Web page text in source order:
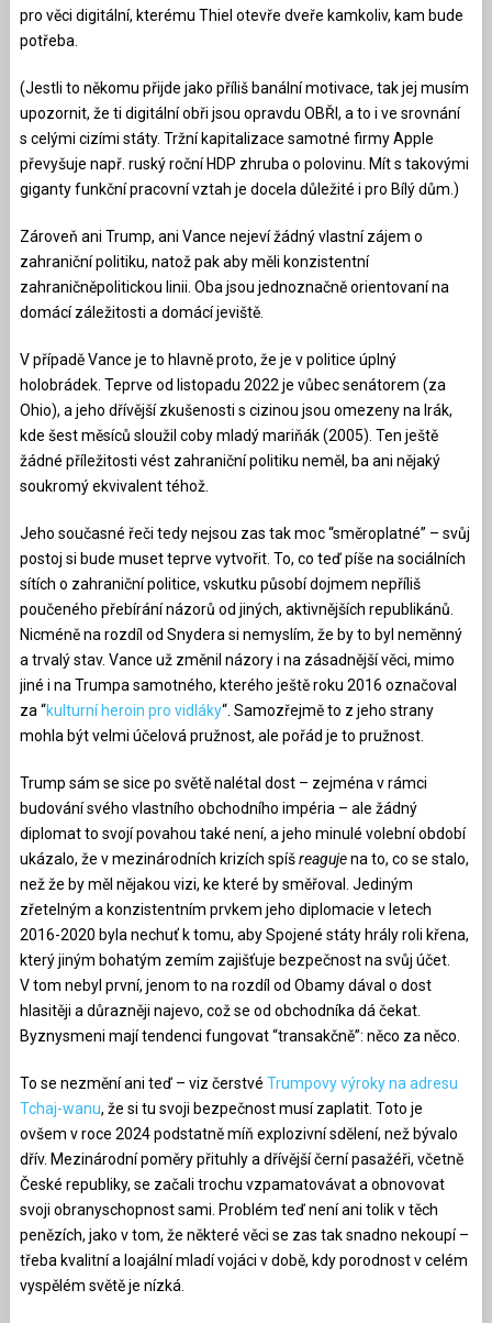
pro věci digitální, kterému Thiel otevře dveře kamkoliv, kam bude
potřeba.
(Jestli to někomu přijde jako příliš banální motivace, tak jej musím
upozornit, že ti digitální obři jsou opravdu OBŘI, a to i ve srovnání
s celými cizími státy. Tržní kapitalizace samotné firmy Apple
převyšuje např. ruský roční HDP zhruba o polovinu. Mít s takovými
giganty funkční pracovní vztah je docela důležité i pro Bílý dům.)
Zároveň ani Trump, ani Vance nejeví žádný vlastní zájem o
zahraniční politiku, natož pak aby měli konzistentní
zahraničněpolitickou linii. Oba jsou jednoznačně orientovaní na
domácí záležitosti a domácí jeviště.
V případě Vance je to hlavně proto, že je v politice úplný
holobrádek. Teprve od listopadu 2022 je vůbec senátorem (za
Ohio), a jeho dřívější zkušenosti s cizinou jsou omezeny na Irák,
kde šest měsíců sloužil coby mladý mariňák (2005). Ten ještě
žádné příležitosti vést zahraniční politiku neměl, ba ani nějaký
soukromý ekvivalent téhož.
Jeho současné řeči tedy nejsou zas tak moc “směroplatné” – svůj
postoj si bude muset teprve vytvořit. To, co teď píše na sociálních
sítích o zahraniční politice, vskutku působí dojmem nepříliš
poučeného přebírání názorů od jiných, aktivnějších republikánů.
Nicméně na rozdíl od Snydera si nemyslím, že by to byl neměnný
a trvalý stav. Vance už změnil názory i na zásadnější věci, mimo
jiné i na Trumpa samotného, kterého ještě roku 2016 označoval
za “kulturní heroin pro vidláky“. Samozřejmě to z jeho strany
mohla být velmi účelová pružnost, ale pořád je to pružnost.
Trump sám se sice po světě nalétal dost – zejména v rámci
budování svého vlastního obchodního impéria – ale žádný
diplomat to svojí povahou také není, a jeho minulé volební období
ukázalo, že v mezinárodních krizích spíšreagujena to, co se stalo,
než že by měl nějakou vizi, ke které by směřoval. Jediným
zřetelným a konzistentním prvkem jeho diplomacie v letech
2016-2020 byla nechuť k tomu, aby Spojené státy hrály roli křena,
který jiným bohatým zemím zajišťuje bezpečnost na svůj účet.
V tom nebyl první, jenom to na rozdíl od Obamy dával o dost
hlasitěji a důrazněji najevo, což se od obchodníka dá čekat.
Byznysmeni mají tendenci fungovat “transakčně”: něco za něco.
To se nezmění ani teď – viz čerstvé Trumpovy výroky na adresu
Tchaj-wanu, že si tu svoji bezpečnost musí zaplatit. Toto je
ovšem v roce 2024 podstatně míň explozivní sdělení, než bývalo
dřív. Mezinárodní poměry přituhly a dřívější černí pasažéři, včetně
České republiky, se začali trochu vzpamatovávat a obnovovat
svoji obranyschopnost sami. Problém teď není ani tolik v těch
penězích, jako v tom, že některé věci se zas tak snadno nekoupí –
třeba kvalitní a loajální mladí vojáci v době, kdy porodnost v celém
vyspělém světě je nízká.